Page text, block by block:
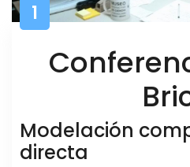
1
Modelación
directa